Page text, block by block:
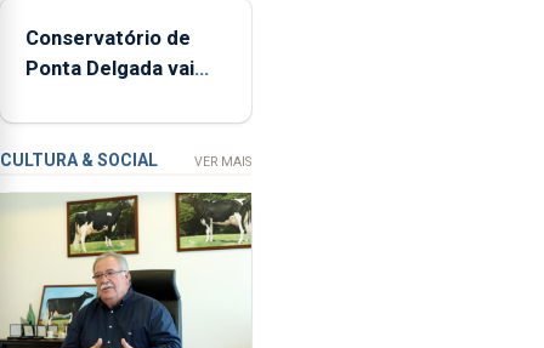
inspeções
relacionadas
a
apanha
ilegal
lapas
2022
e
Conservatório de
Ponta Delgada vai
instrumentos
CULTURA & SOCIAL VER MAIS